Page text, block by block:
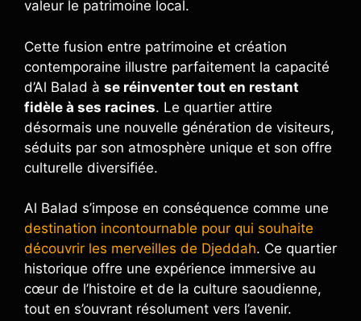
valeur le patrimoine local.
Cette fusion entre patrimoine et création
contemporaine illustre parfaitement la capacité
d’Al Balad à se réinventer tout en restant
fidèle à ses racines. Le quartier attire
désormais une nouvelle génération de visiteurs,
séduits par son atmosphère unique et son offre
culturelle diversifiée.
Al Balad s’impose en conséquence comme une
destination incontournable pour qui souhaite
découvrir les merveilles de Djeddah. Ce quartier
historique offre une expérience immersive au
cœur de l’histoire et de la culture saoudienne,
tout en s’ouvrant résolument vers l’avenir.